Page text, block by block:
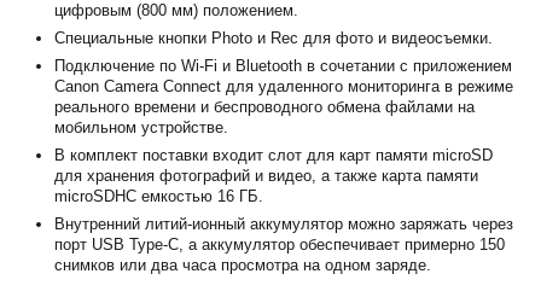
цифровым (800 мм) положением.
Специальные кнопки Photo и Rec для фото и видеосъемки.
Подключение по Wi-Fi и Bluetooth в сочетании с приложением
Canon Camera Connect для удаленного мониторинга в режиме
реального времени и беспроводного обмена файлами на
мобильном устройстве.
В комплект поставки входит слот для карт памяти microSD
для хранения фотографий и видео, а также карта памяти
microSDHC емкостью 16 ГБ.
Внутренний литий-ионный аккумулятор можно заряжать через
порт USB Type-C, а аккумулятор обеспечивает примерно 150
снимков или два часа просмотра на одном заряде.